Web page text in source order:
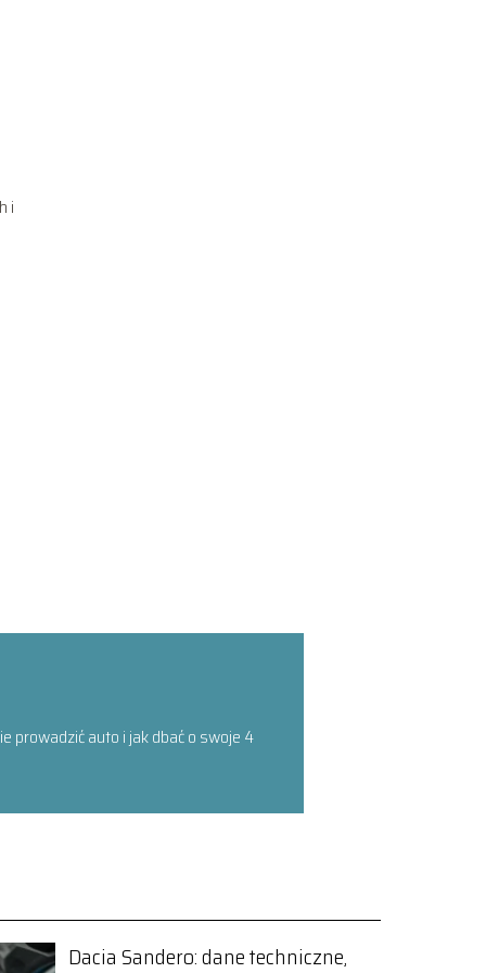
i
prowadzić auto i jak dbać o swoje 4
Dacia Sandero: dane techniczne,